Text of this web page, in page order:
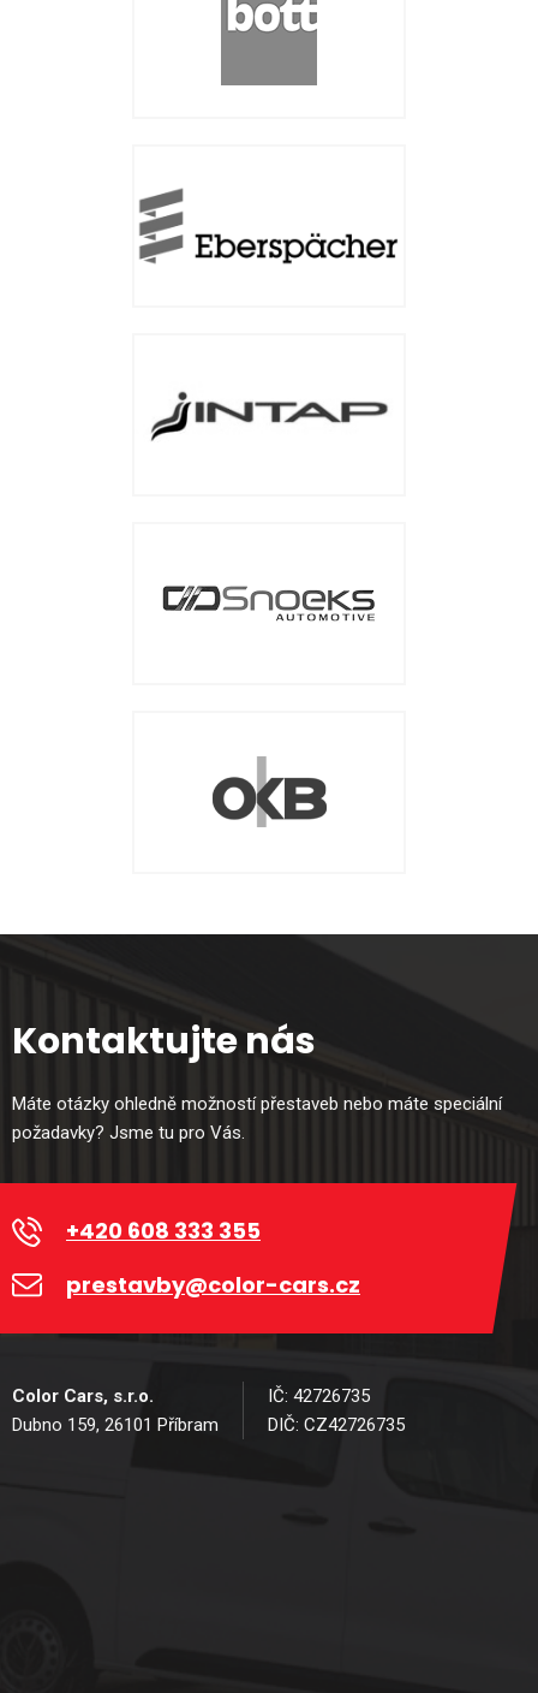
Kontaktujte nás
Máte otázky ohledně možností přestaveb nebo máte speciální
požadavky? Jsme tu pro Vás.
+420 608 333 355
prestavby@color-cars.cz
Color Cars, s.r.o.
Dubno 159, 26101 Příbram
IČ: 42726735
DIČ: CZ42726735